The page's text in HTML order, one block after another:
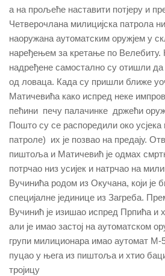
а на прољеће наставити потјеру и
Четверочлана милицијска патрола
наоружана аутоматским оружјем у
наређењем за кретање по Велебиту.
надређене самостално су отишли
од ловаца. Када су пришли ближе
Матичевића како испред неке
пећини печу палачинке држећи
Пошто су се распоредили око
патроле) их је позвао на предају.
пиштоља и Матичевић је одмах
потрчао низ усијек и натрчао на
Вучинића родом из Окучана, који је
специјалне јединице из Загреба.
Вучинић је изишао испред Прпића и
али је имао застој на аутоматском
групи милиционара имао аутомат М-
пуцао у њега из пиштоља и хтио
тројицу